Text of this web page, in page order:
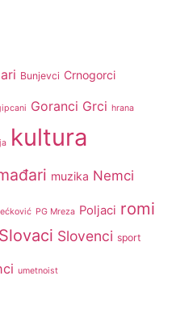
Bunjevci Crnogorci
Goranci Grci hrana
kultura
muzika Nemci
PG Mreza Poljaci romi
Slovaci Slovenci sport
umetnoist